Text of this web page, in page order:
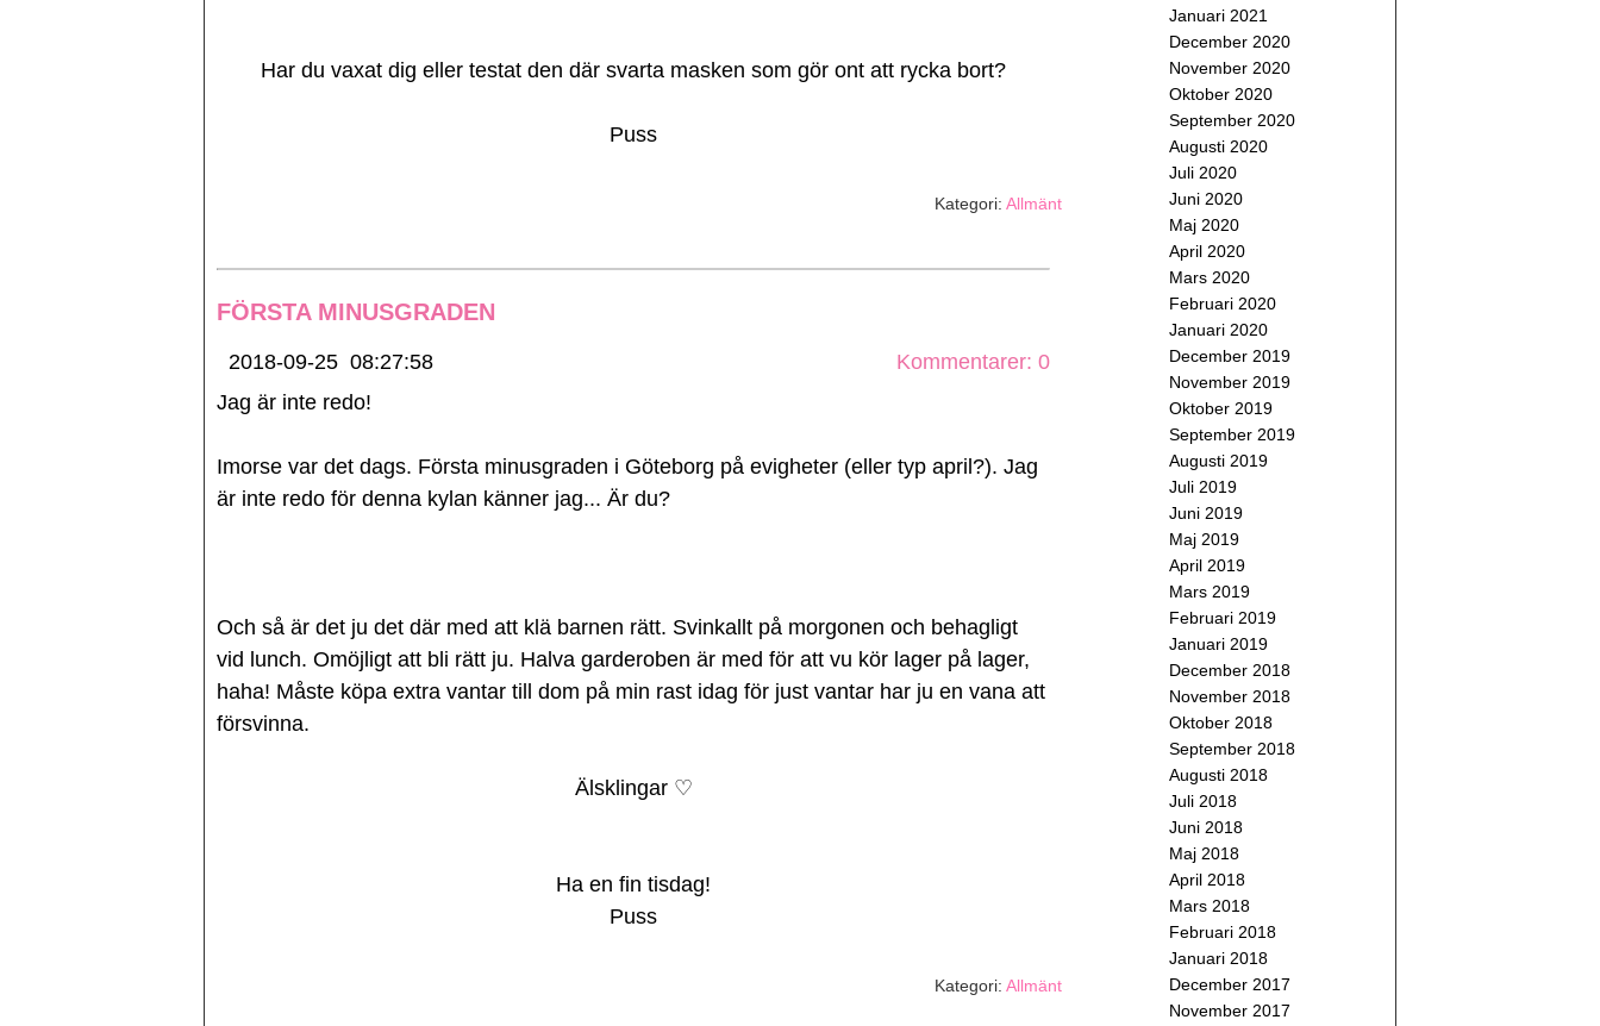
Har du vaxat dig eller testat den där svarta masken som gör ont att rycka bort?
Puss
Kategori: Allmänt
FÖRSTA MINUSGRADEN
2018-09-25 08:27:58
Kommentarer: 0
Jag är inte redo!
Imorse var det dags. Första minusgraden i Göteborg på evigheter (eller typ april?). Jag
är inte redo för denna kylan känner jag... Är du?
Och så är det ju det där med att klä barnen rätt. Svinkallt på morgonen och behagligt
vid lunch. Omöjligt att bli rätt ju. Halva garderoben är med för att vu kör lager på lager,
haha! Måste köpa extra vantar till dom på min rast idag för just vantar har ju en vana att
försvinna.
Älsklingar ♡
Ha en fin tisdag!
Puss
Kategori: Allmänt
Januari 2021
December 2020
November 2020
Oktober 2020
September 2020
Augusti 2020
Juli 2020
Juni 2020
Maj 2020
April 2020
Mars 2020
Februari 2020
Januari 2020
December 2019
November 2019
Oktober 2019
September 2019
Augusti 2019
Juli 2019
Juni 2019
Maj 2019
April 2019
Mars 2019
Februari 2019
Januari 2019
December 2018
November 2018
Oktober 2018
September 2018
Augusti 2018
Juli 2018
Juni 2018
Maj 2018
April 2018
Mars 2018
Februari 2018
Januari 2018
December 2017
November 2017